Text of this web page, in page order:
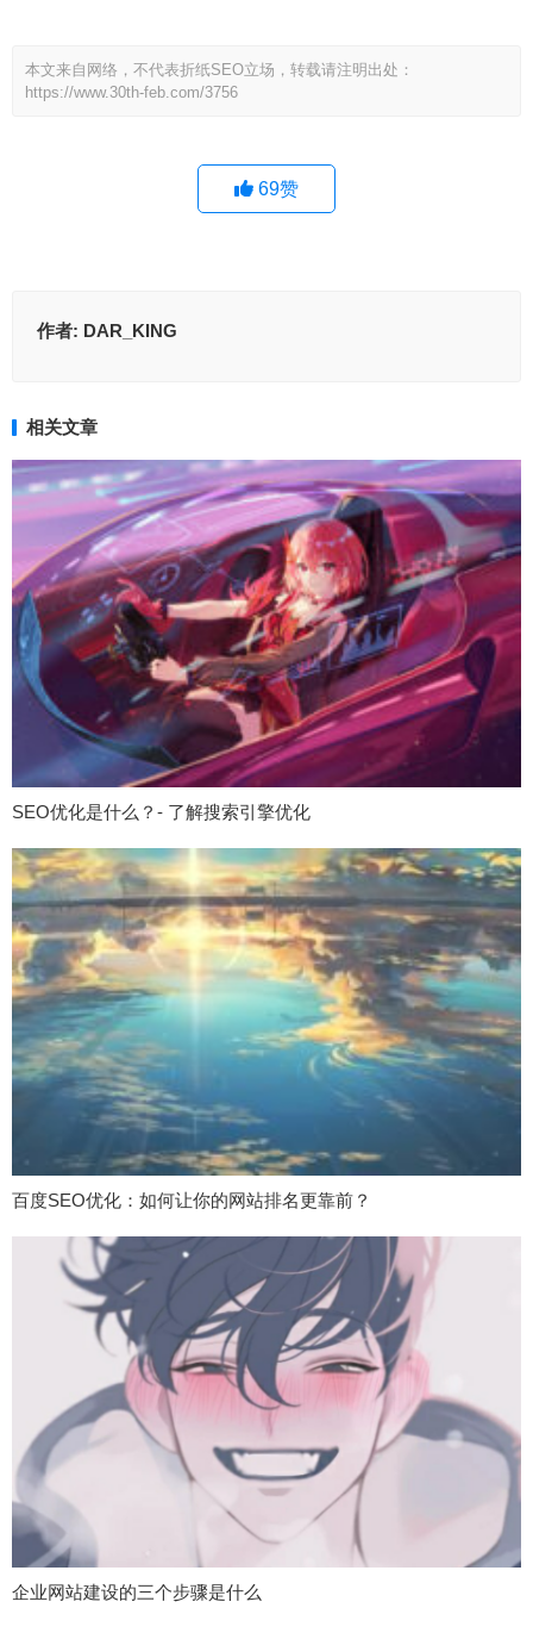
本文来自网络，不代表折纸SEO立场，转载请注明出处：
https://www.30th-feb.com/3756
69赞
作者: DAR_KING
相关文章
SEO优化是什么？- 了解搜索引擎优化
百度SEO优化：如何让你的网站排名更靠前？
企业网站建设的三个步骤是什么